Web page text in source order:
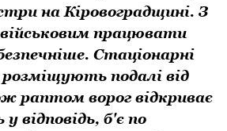
на Кіровоградщині. З
працювати
Стаціонарні
подалі від
раптом ворог відкриває
у відповідь, б'є по